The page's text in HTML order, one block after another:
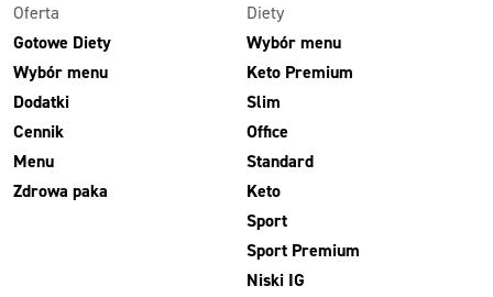
Oferta
Gotowe Diety
Wybór menu
Dodatki
Cennik
Menu
Zdrowa paka
Diety
Wybór menu
Keto Premium
Slim
Office
Standard
Keto
Sport
Sport Premium
Niski IG